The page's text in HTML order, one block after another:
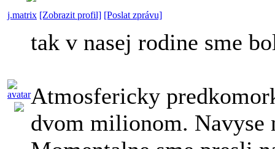
j.matrix [Zobrazit profil] [Poslat zprávu]
tak v nasej rodine sme
Atmosfericky
dvom milionom. Navyse